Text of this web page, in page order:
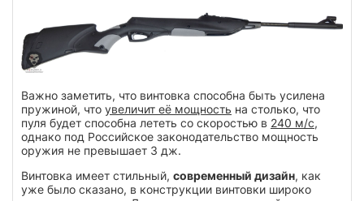
Важно заметить, что винтовка способна быть усилена
пружиной, что увеличит её мощность на столько, что
пуля будет способна лететь со скоростью в 240 м/с,
однако под Российское законодательство мощность
оружия не превышает 3 дж.
Винтовка имеет стильный, современный дизайн, как
уже было сказано, в конструкции винтовки широко